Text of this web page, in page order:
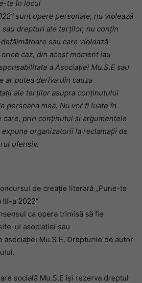
te în locul
sunt opere personale, nu violează
drepturi ale terților, nu conțin
sau care violează
caz, din acest moment iau
a Asociației Mu.S.E sau
ar putea deriva din cauza
ale terților asupra conținutului
persoana mea. Nu vor fi luate în
care, prin conținutul și argumentele
organizatorii la reclamații de
ofensiv.
de creație literară „Pune-te
a 2022”
ca opera trimisă să fie
ul asociației sau
asociației Mu.S.E. Drepturile de autor
socială Mu.S.E își rezerva dreptul